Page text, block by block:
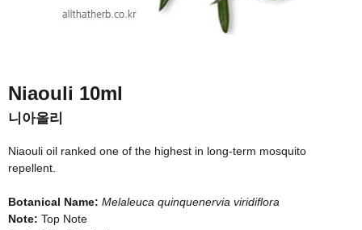
Niaouli 10ml
니아올리
Niaouli oil ranked one of the highest in long-term mosquito
repellent.
Botanical Name: Melaleuca quinquenervia viridiflora
Note: Top Note